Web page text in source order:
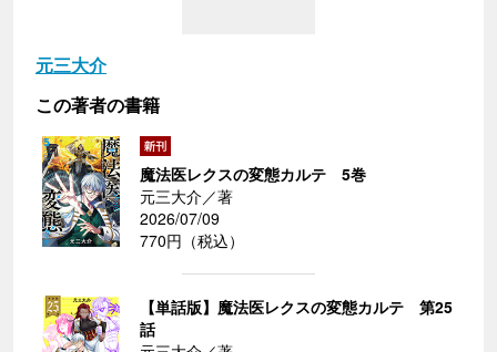
元三大介
この著者の書籍
魔法医レクスの変態カルテ 5巻
元三大介／著
2026/07/09
770円（税込）
【単話版】魔法医レクスの変態カルテ 第25
話